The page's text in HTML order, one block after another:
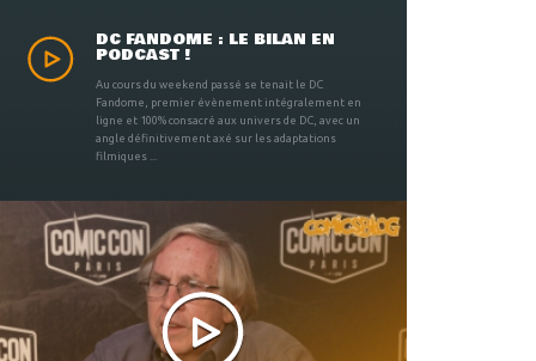
DC FANDOME : LE BILAN EN
PODCAST !
Au cours du weekend passé se tenait le DC
Fandome, premier évènement intégralement en
ligne et 100% consacré aux univers de DC, avec un
angle définitivement axé sur les adaptations
filmiques ...